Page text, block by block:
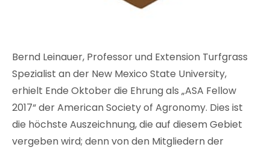
Bernd Leinauer, Professor und Extension Turfgrass
Spezialist an der New Mexico State University,
erhielt Ende Oktober die Ehrung als „ASA Fellow
2017“ der American Society of Agronomy. Dies ist
die höchste Auszeichnung, die auf diesem Gebiet
vergeben wird; denn von den Mitgliedern der